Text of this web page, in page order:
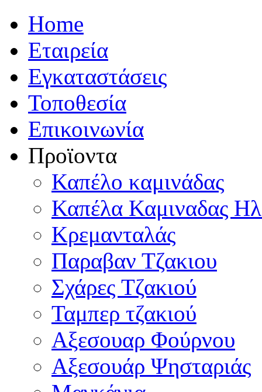
Home
Εταιρεία
Εγκαταστάσεις
Τοποθεσία
Eπικοινωνία
Προϊοντα
Καπέλo καμινάδας
Καπέλα Καμιναδας
Κρεμανταλάς
Παραβαν Τζακιου
Σχάρες Tζακιού
Ταμπερ τζακιού
Αξεσουαρ Φούρνου
Αξεσουάρ Ψησταριάς